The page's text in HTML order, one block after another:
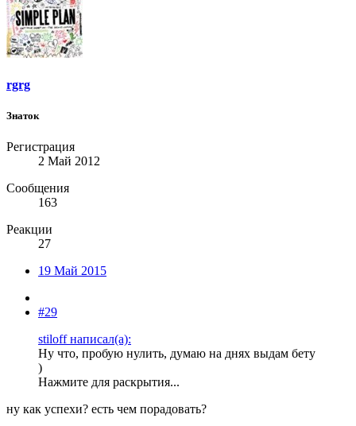
rgrg
Знаток
Регистрация
2 Май 2012
Сообщения
163
Реакции
27
19 Май 2015
#29
stiloff написал(а):
Ну что, пробую нулить, думаю на днях выдам бету
)
Нажмите для раскрытия...
ну как успехи? есть чем порадовать?